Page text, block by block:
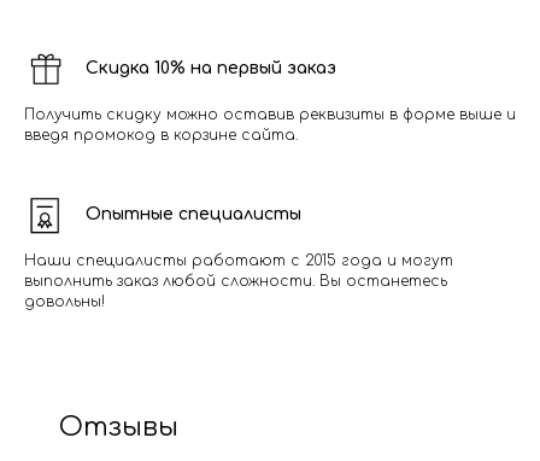
Скидка 10% на первый заказ
Получить скидку можно оставив реквизиты в форме выше и
введя промокод в корзине сайта.
Опытные специалисты
Наши специалисты работают с 2015 года и могут
выполнить заказ любой сложности. Вы останетесь
довольны!
Отзывы